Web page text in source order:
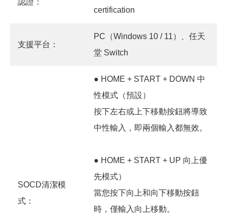
認證：
certification
支援平台：
PC（Windows 10 / 11）、任天
堂 Switch
SOCD清潔模
式：
● HOME + START + DOWN 中
性模式（預設）
按下左右或上下移動按鈕將導致
中性輸入，即兩個輸入都無效。
● HOME + START + UP 向上優
先模式）
當您按下向上和向下移動按鈕
時，僅輸入向上移動。